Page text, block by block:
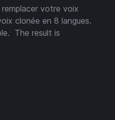
votre voix
clonée en 8 langues.
The result is